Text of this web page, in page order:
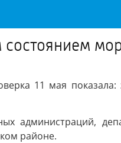
11 мая
администраций,
районе.